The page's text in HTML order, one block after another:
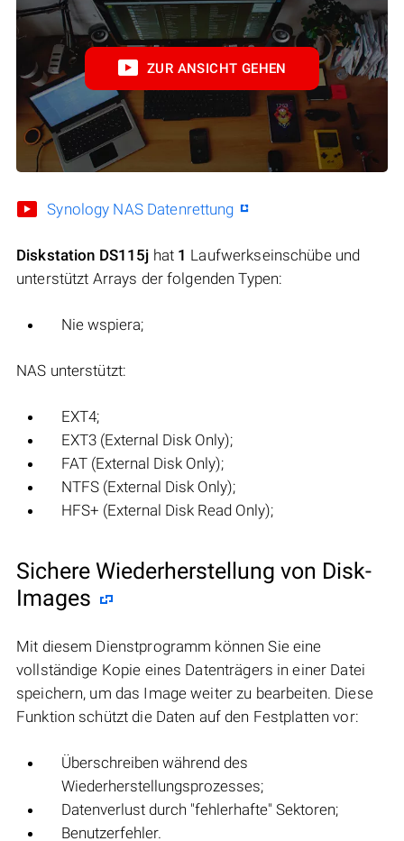
ZUR ANSICHT GEHEN
Synology NAS Datenrettung
Diskstation DS115j hat 1 Laufwerkseinschübe und
unterstützt Arrays der folgenden Typen:
Nie wspiera;
NAS unterstützt:
EXT4;
EXT3 (External Disk Only);
FAT (External Disk Only);
NTFS (External Disk Only);
HFS+ (External Disk Read Only);
Sichere Wiederherstellung von Disk-
Images
Mit diesem Dienstprogramm können Sie eine
vollständige Kopie eines Datenträgers in einer Datei
speichern, um das Image weiter zu bearbeiten. Diese
Funktion schützt die Daten auf den Festplatten vor:
Überschreiben während des
Wiederherstellungsprozesses;
Datenverlust durch "fehlerhafte" Sektoren;
Benutzerfehler.